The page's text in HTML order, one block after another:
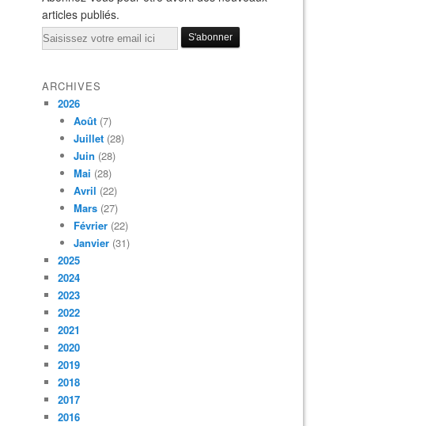
articles publiés.
Email
ARCHIVES
2026
Août (7)
Juillet (28)
Juin (28)
Mai (28)
Avril (22)
Mars (27)
Février (22)
Janvier (31)
2025
2024
2023
2022
2021
2020
2019
2018
2017
2016